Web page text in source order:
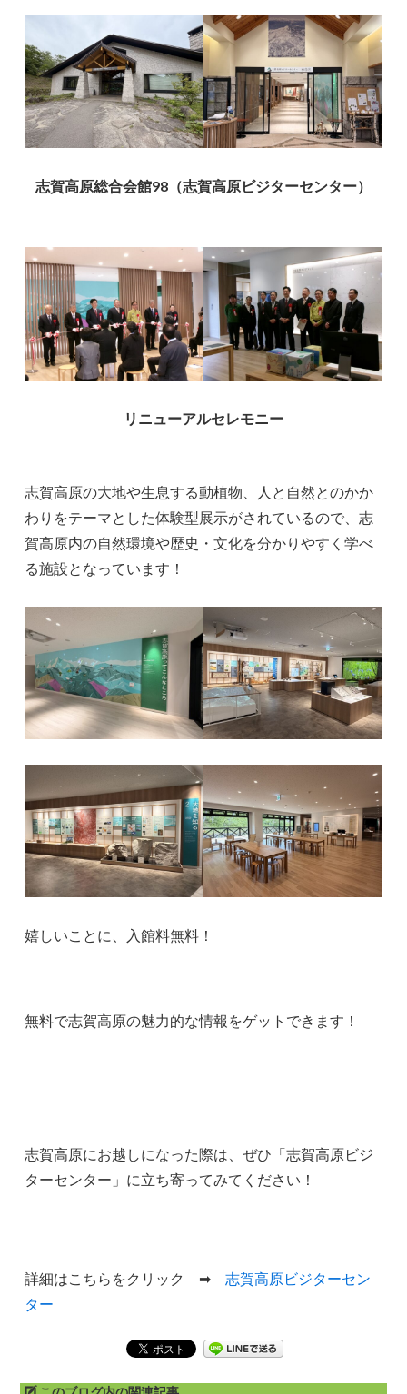
志賀高原総合会館98（志賀高原ビジターセンター）
リニューアルセレモニー
志賀高原の大地や生息する動植物、人と自然とのかか
わりをテーマとした体験型展示がされているので、志
賀高原内の自然環境や歴史・文化を分かりやすく学べ
る施設となっています！
嬉しいことに、入館料無料！
無料で志賀高原の魅力的な情報をゲットできます！
志賀高原にお越しになった際は、ぜひ「志賀高原ビジ
ターセンター」に立ち寄ってみてください！
詳細はこちらをクリック ➡志賀高原ビジターセン
ター